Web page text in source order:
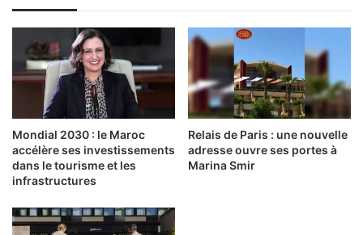
Mondial 2030 : le Maroc
accélère ses investissements
dans le tourisme et les
infrastructures
Relais de Paris : une nouvelle
adresse ouvre ses portes à
Marina Smir